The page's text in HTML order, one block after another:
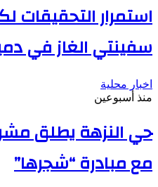
استمرار
سفينتي الغاز في
اخبار محلية
منذ أسبوعين
حي النزهة يطلق
مع مبادرة “شجرها”